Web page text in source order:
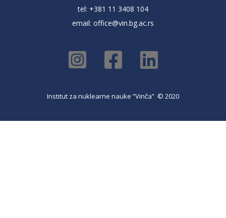
tel: +381 11 3408 104
email: office@vin.bg.ac.rs
Institut za nuklearne nauke ”Vinča” © 2020